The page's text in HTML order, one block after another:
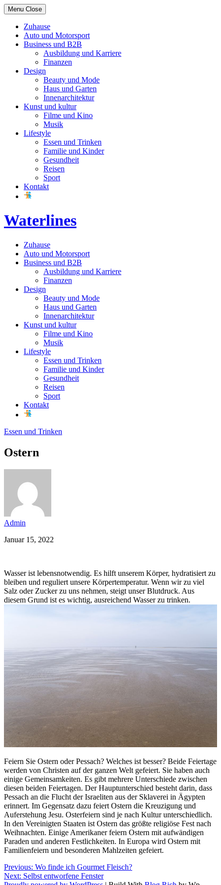
Skip
to
content
Menu Close
Zuhause
Auto und Motorsport
Business und B2B
Ausbildung und Karriere
Finanzen
Design
Beauty und Mode
Haus und Garten
Innenarchitektur
Kunst und kultur
Filme und Kino
Musik
Lifestyle
Essen und Trinken
Familie und Kinder
Gesundheit
Reisen
Sport
Kontakt
Waterlines
Zuhause
Auto und Motorsport
Business und B2B
Ausbildung und Karriere
Finanzen
Design
Beauty und Mode
Haus und Garten
Innenarchitektur
Kunst und kultur
Filme und Kino
Musik
Lifestyle
Essen und Trinken
Familie und Kinder
Gesundheit
Reisen
Sport
Kontakt
Essen und Trinken
Ostern
Admin
Januar 15, 2022
Wasser ist lebensnotwendig. Es hilft unserem Körper, hydratisiert zu
bleiben und reguliert unsere Körpertemperatur. Wenn wir zu viel
Salz oder Zucker zu uns nehmen, steigt unser Blutdruck. Aus
diesem Grund ist es wichtig, ausreichend Wasser zu trinken.
Feiern Sie Ostern oder Pessach? Welches ist besser? Beide Feiertage
werden von Christen auf der ganzen Welt gefeiert. Sie haben auch
einige Gemeinsamkeiten. Es gibt mehrere Unterschiede zwischen
diesen beiden Feiertagen. Der Hauptunterschied besteht darin, dass
Pessach an die Flucht der Israeliten aus der Sklaverei in Ägypten
erinnert. Im Gegensatz dazu feiert Ostern die Kreuzigung und
Auferstehung Jesu. Osterfeiern sind je nach Kultur unterschiedlich.
In den Vereinigten Staaten ist Ostern das größte religiöse Fest nach
Weihnachten. Einige Amerikaner feiern Ostern mit aufwändigen
Paraden und anderen Festlichkeiten. In Europa wird Ostern mit
Familienfeiern und besonderen Mahlzeiten gefeiert.
Beitragsnavigation
Previous: Wo finde ich Gourmet Fleisch?
Next: Selbst entworfene Fenster